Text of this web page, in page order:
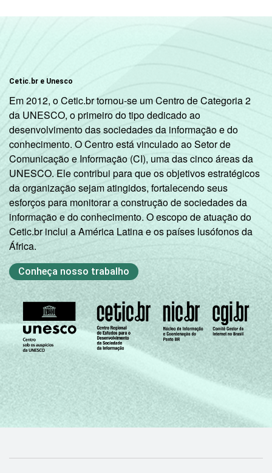
Cetic.br e Unesco
Em 2012, o Cetic.br tornou-se um Centro de Categoria 2
da UNESCO, o primeiro do tipo dedicado ao
desenvolvimento das sociedades da informação e do
conhecimento. O Centro está vinculado ao Setor de
Comunicação e Informação (CI), uma das cinco áreas da
UNESCO. Ele contribui para que os objetivos estratégicos
da organização sejam atingidos, fortalecendo seus
esforços para monitorar a construção de sociedades da
informação e do conhecimento. O escopo de atuação do
Cetic.br inclui a América Latina e os países lusófonos da
África.
Conheça nosso trabalho